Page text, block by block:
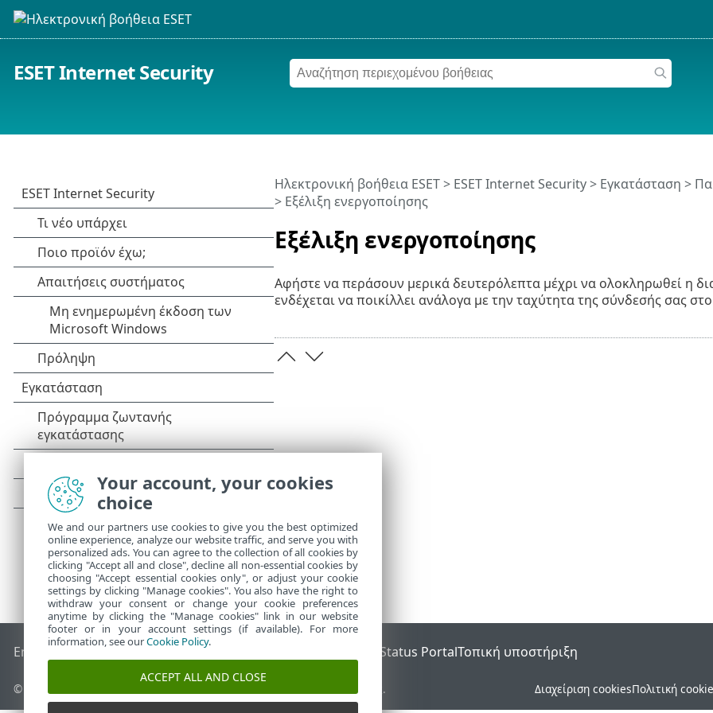
ESET Internet Security
Εξέλιξη ενεργοποίησης
Ηλεκτρονική βοήθεια ESET> ESET Internet Security> Εγκατάσταση >
> Εξέλιξη ενεργοποίησης
Αφήστε να περάσουν μερικά δευτερόλεπτα μέχρι να ολοκληρωθεί η
ενδέχεται να ποικίλλει ανάλογα με την ταχύτητα της σύνδεσής σας
End of Life Γνωσιακή βάση ESETΟμάδα συζήτησης ESET ESET Status PortalΤοπική υποστήριξη
© 1992 - 2025 ESET, spol. s r.o. - Με την επιφύλαξη παντός δικαιώματος. Διαχείριση cookiesΠολιτική cookie
Your account, your cookies
choice
We and our partners use cookies to give you the best optimized
online experience, analyze our website traffic, and serve you with
personalized ads. You can agree to the collection of all cookies by
clicking "Accept all and close", decline all non-essential cookies by
choosing "Accept essential cookies only", or adjust your cookie
settings by clicking "Manage cookies". You also have the right to
withdraw your consent or change your cookie preferences
anytime by clicking the "Manage cookies" link in our website
footer or in your account settings (if available). For more
information, see ourCookie Policy.
ACCEPT ALL AND CLOSE